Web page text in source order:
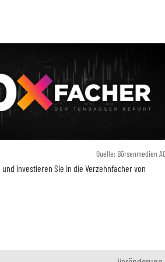
Quelle: Börsenmedien
investieren Sie in die Verzehnfacher von